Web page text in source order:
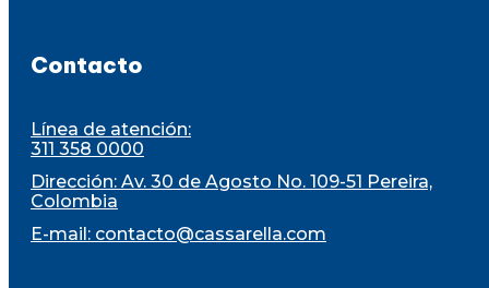
Contacto
Línea de atención:
311 358 0000
Dirección: Av. 30 de Agosto No. 109-51 Pereira,
Colombia
E-mail: contacto@cassarella.com